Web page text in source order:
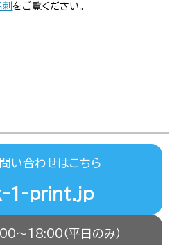
をご覧ください。
い合わせはこちら
1-print.jp
〜18:00（平日のみ）